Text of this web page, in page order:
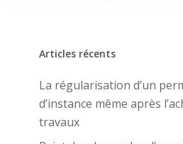
Articles récents
La régularisation d’un
d’instance même après
travaux